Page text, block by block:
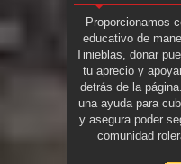
Proporcionamos
educativo de
Tinieblas, donar
tu aprecio y
detrás de la
una ayuda para
y asegura poder
comunidad